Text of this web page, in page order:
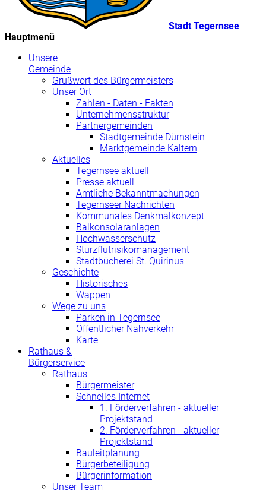
Stadt Tegernsee
Hauptmenü
Unsere
Gemeinde
Grußwort des Bürgermeisters
Unser Ort
Zahlen - Daten - Fakten
Unternehmensstruktur
Partnergemeinden
Stadtgemeinde Dürnstein
Marktgemeinde Kaltern
Aktuelles
Tegernsee aktuell
Presse aktuell
Amtliche Bekanntmachungen
Tegernseer Nachrichten
Kommunales Denkmalkonzept
Balkonsolaranlagen
Hochwasserschutz
Sturzflutrisikomanagement
Stadtbücherei St. Quirinus
Geschichte
Historisches
Wappen
Wege zu uns
Parken in Tegernsee
Öffentlicher Nahverkehr
Karte
Rathaus &
Bürgerservice
Rathaus
Bürgermeister
Schnelles Internet
1. Förderverfahren - aktueller
Projektstand
2. Förderverfahren - aktueller
Projektstand
Bauleitplanung
Bürgerbeteiligung
Bürgerinformation
Unser Team